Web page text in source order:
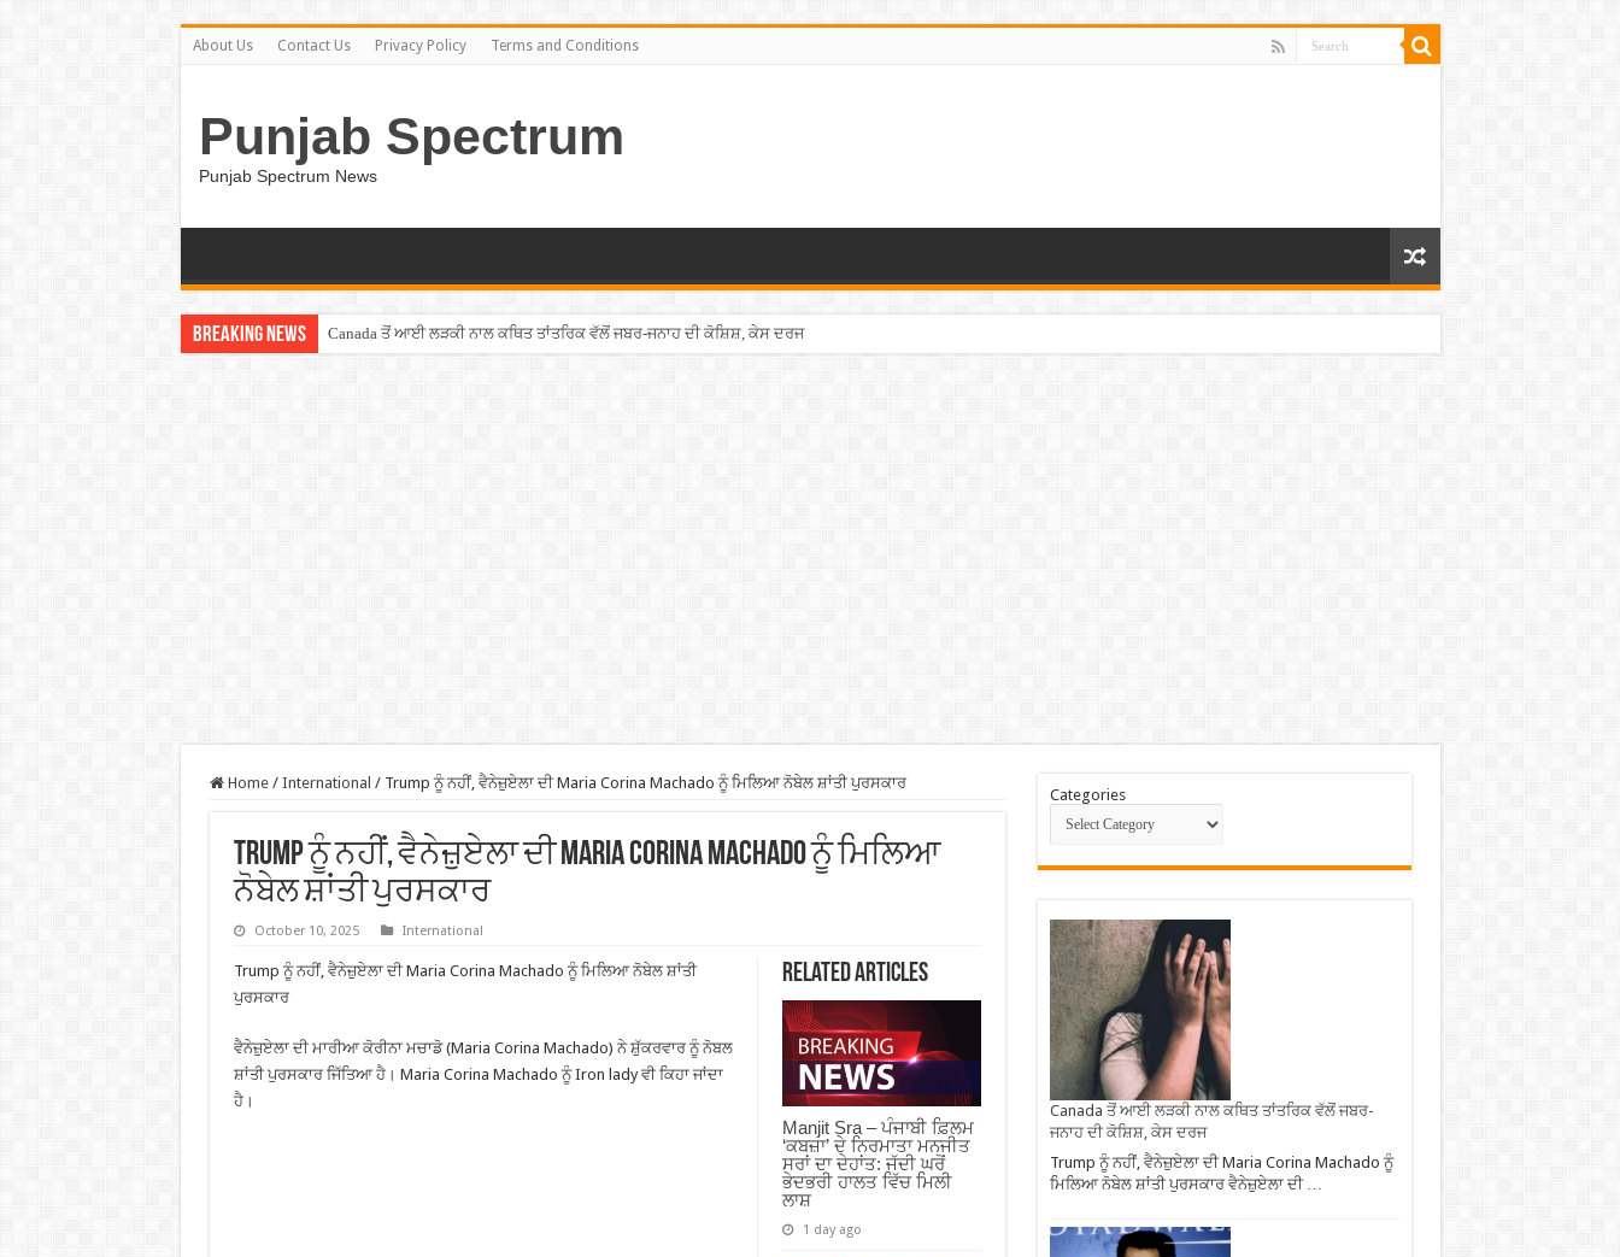
About Us Contact Us Privacy Policy Terms and Conditions
Punjab Spectrum
Punjab Spectrum News
Breaking News Canada ਤੋਂ ਆਈ ਲੜਕੀ ਨਾਲ ਕਥਿਤ ਤਾਂਤਰਿਕ ਵੱਲੋਂ ਜਬਰ-ਜਨਾਹ ਦੀ ਕੋਸ਼ਿਸ਼, ਕੇਸ ਦਰਜ
Home / International / Trump ਨੂੰ ਨਹੀਂ, ਵੈਨੇਜ਼ੁਏਲਾ ਦੀ Maria Corina Machado ਨੂੰ ਮਿਲਿਆ ਨੋਬੇਲ ਸ਼ਾਂਤੀ ਪੁਰਸਕਾਰ
Trump ਨੂੰ ਨਹੀਂ, ਵੈਨੇਜ਼ੁਏਲਾ ਦੀ Maria Corina Machado ਨੂੰ ਮਿਲਿਆ
ਨੋਬੇਲ ਸ਼ਾਂਤੀ ਪੁਰਸਕਾਰ
October 10, 2025 International
Related Articles
Manjit Sra – ਪੰਜਾਬੀ ਫ਼ਿਲਮ
‘ਕਬਜ਼ਾ’ ਦੇ ਨਿਰਮਾਤਾ ਮਨਜੀਤ
ਸਰਾਂ ਦਾ ਦੇਹਾਂਤ: ਜੱਦੀ ਘਰੋਂ
ਭੇਦਭਰੀ ਹਾਲਤ ਵਿੱਚ ਮਿਲੀ
ਲਾਸ਼
1 day ago
Trump ਨੂੰ ਨਹੀਂ, ਵੈਨੇਜ਼ੁਏਲਾ ਦੀ Maria Corina Machado ਨੂੰ ਮਿਲਿਆ ਨੋਬੇਲ ਸ਼ਾਂਤੀ
ਪੁਰਸਕਾਰ
ਵੈਨੇਜ਼ੁਏਲਾ ਦੀ ਮਾਰੀਆ ਕੋਰੀਨਾ ਮਚਾਡੋ (Maria Corina Machado) ਨੇ ਸ਼ੁੱਕਰਵਾਰ ਨੂੰ ਨੋਬਲ
ਸ਼ਾਂਤੀ ਪੁਰਸਕਾਰ ਜਿੱਤਿਆ ਹੈ। Maria Corina Machado ਨੂੰ Iron lady ਵੀ ਕਿਹਾ ਜਾਂਦਾ
ਹੈ।
Categories
Canada ਤੋਂ ਆਈ ਲੜਕੀ ਨਾਲ ਕਥਿਤ ਤਾਂਤਰਿਕ ਵੱਲੋਂ ਜਬਰ-
ਜਨਾਹ ਦੀ ਕੋਸ਼ਿਸ਼, ਕੇਸ ਦਰਜ
Trump ਨੂੰ ਨਹੀਂ, ਵੈਨੇਜ਼ੁਏਲਾ ਦੀ Maria Corina Machado ਨੂੰ
ਮਿਲਿਆ ਨੋਬੇਲ ਸ਼ਾਂਤੀ ਪੁਰਸਕਾਰ ਵੈਨੇਜ਼ੁਏਲਾ ਦੀ …